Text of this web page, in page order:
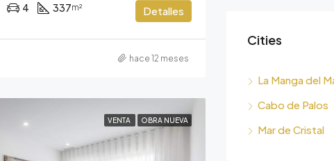
4 337m²
Detalles
hace 12 meses
VENTA OBRA NUEVA
Cities
La Manga del
Cabo de Palos
Mar de Cristal